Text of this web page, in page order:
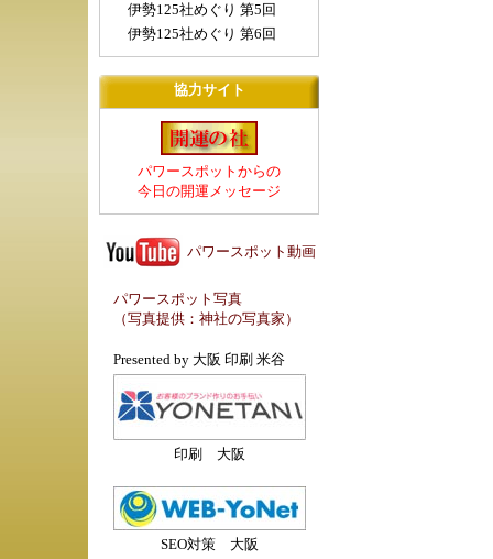
伊勢125社めぐり 第5回
伊勢125社めぐり 第6回
協力サイト
パワースポットからの
今日の開運メッセージ
パワースポット動画
パワースポット写真
（写真提供： 神社の写真家 ）
Presented by 大阪 印刷 米谷
印刷 大阪
SEO対策 大阪